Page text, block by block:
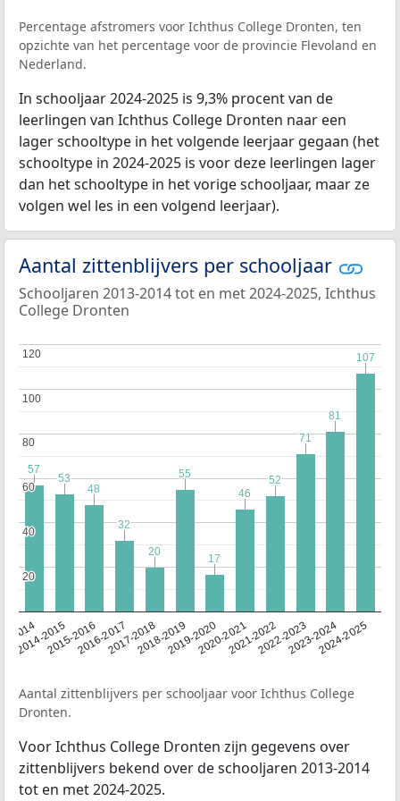
Percentage afstromers voor Ichthus College Dronten, ten
opzichte van het percentage voor de provincie Flevoland en
Nederland.
In schooljaar 2024-2025 is 9,3% procent van de
leerlingen van Ichthus College Dronten naar een
lager schooltype in het volgende leerjaar gegaan (het
schooltype in 2024-2025 is voor deze leerlingen lager
dan het schooltype in het vorige schooljaar, maar ze
volgen wel les in een volgend leerjaar).
Aantal zittenblijvers per schooljaar
Schooljaren 2013-2014 tot en met 2024-2025, Ichthus
College Dronten
2014
2014-20152015-20162016-20172017-20182018-20192019-20202020-20212021-20222022-20232023-20242024-2025
20
20
40
40
60
60
80
80
100
100
120
120
57
57
53
53
48
48
32
32
20
20
55
55
17
17
46
46
52
52
71
71
81
81
107
107
Aantal zittenblijvers per schooljaar voor Ichthus College
Dronten.
Voor Ichthus College Dronten zijn gegevens over
zittenblijvers bekend over de schooljaren 2013-2014
tot en met 2024-2025.